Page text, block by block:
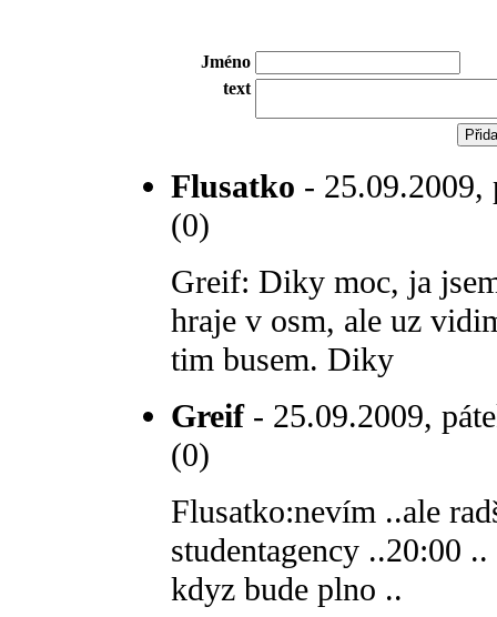
Jméno
text
Flusatko - 25.09.2009,
(0)
Greif: Diky moc, ja
hraje v osm, ale uz
tim busem. Diky
Greif- 25.09.2009,
(0)
Flusatko:nevím ..ale
studentagency ..20:00
kdyz bude plno ..